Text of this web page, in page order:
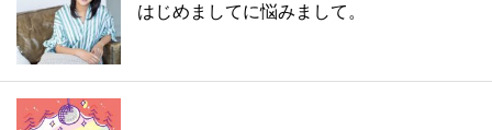
はじめましてに悩みまして。